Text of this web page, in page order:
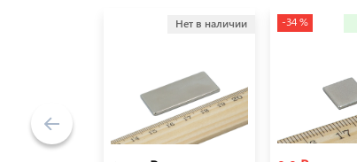
Нет в наличии -34 %